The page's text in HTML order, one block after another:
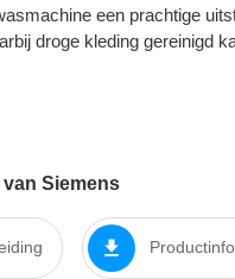
een prachtige
droge kleding gereinigd
Siemens